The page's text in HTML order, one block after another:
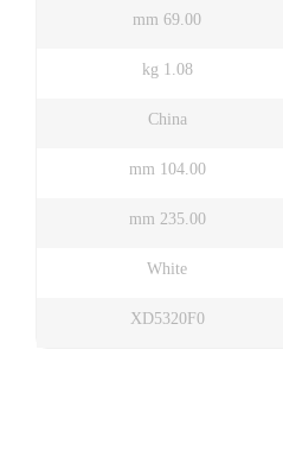
69.00 mm
1.08 kg
China
104.00 mm
235.00 mm
White
XD5320F0